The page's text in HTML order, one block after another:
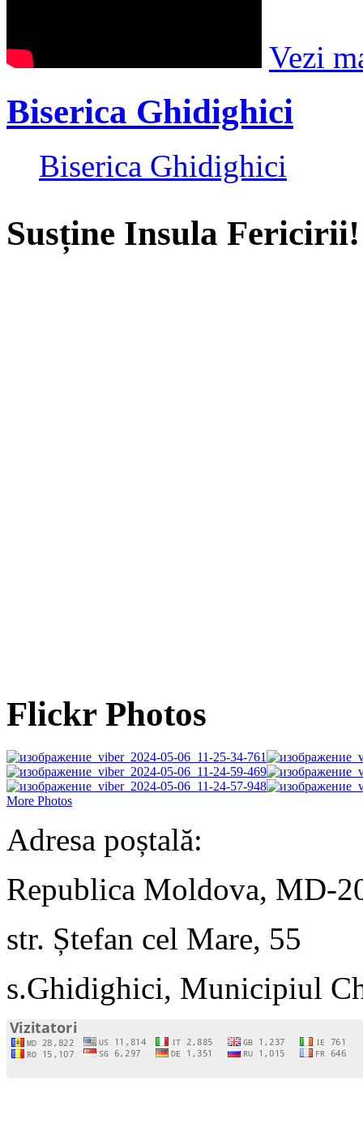
Vezi
Biserica Ghidighici
Biserica Ghidighici
Susține Insula Fericirii!
Flickr Photos
More Photos
Adresa poștală:
Republica Moldova, MD-
str. Ștefan cel Mare, 55
s.Ghidighici, Municipiul